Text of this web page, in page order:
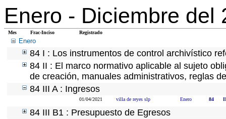
Enero - Diciembre del
Mes Frac-Inciso Registrado
Enero
84 I : Los instrumentos de control archivístico
84 II : El marco normativo aplicable al sujeto
de creación, manuales administrativos, reglas
84 III A : Ingresos
01/04/2021 villa de reyes slp Enero 84
84 III B1 : Presupuesto de Egresos